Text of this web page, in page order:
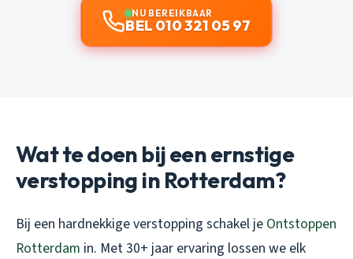
NU BEREIKBAAR
BEL 010 321 05 97
Wat te doen bij een ernstige
verstopping in Rotterdam?
Bij een hardnekkige verstopping schakel je Ontstoppen
Rotterdam in. Met 30+ jaar ervaring lossen we elk